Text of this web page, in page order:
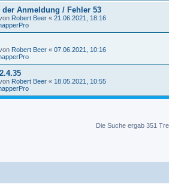
Anmeldung / Fehler 53
Robert Beer « 21.06.2021, 18:16
Robert Beer « 07.06.2021, 10:16
Robert Beer « 18.05.2021, 10:55
Die Suche ergab 351